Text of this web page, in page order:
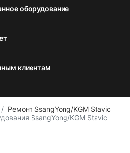
оборудование
клиентам
Ремонт SsangYong/KGM Stavic
SsangYong/KGM Stavic